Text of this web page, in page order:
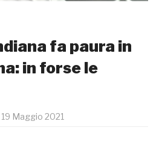
fa paura in
in forse le
19 Maggio 2021